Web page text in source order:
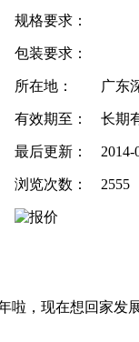
规格要求：
包装要求：
所在地： 广东
有效期至： 长期
最后更新： 2014-
浏览次数： 2555
啦，现在想回家发